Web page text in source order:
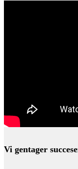
Vi gentager